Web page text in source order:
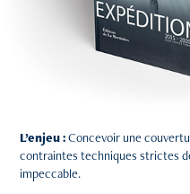
L’enjeu :Concevoir une
contraintes techniques strictes
impeccable.